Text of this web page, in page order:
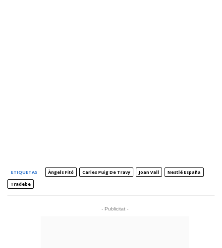
ETIQUETAS Àngels Fitó Carles Puig De Travy Joan Vall
Nestlé España
Tradebe
- Publicitat -